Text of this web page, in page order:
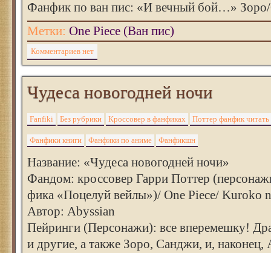
Фанфик по ван пис: «И вечный бой…»
Метки: One Piece (Ван пис)
Комментариев нет
Чудеса новогодней ночи
Fanfiki Без рубрики Кроссовер в фанфиках Поттер фанфик читать
Фанфики книги Фанфики по аниме Фанфикшн
Название: «Чудеса новогодней ночи»
Фандом: кроссовер Гарри Поттер
фика «Поцелуй вейлы»)/ One Piece/ Kuroko
Автор: Abyssian
Пейринги (Персонажи): все вперемешку!
и другие, а также Зоро, Санджи, и, наконец,